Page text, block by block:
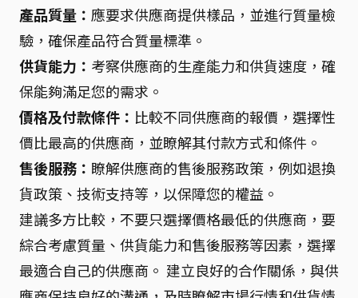
產品質量： 應要求供應商提供樣品，並進行質量檢
驗，確保產品符合質量標準。
供貨能力： 考察供應商的生產能力和供貨速度，確
保能夠滿足您的需求。
價格及付款條件： 比較不同供應商的報價，選擇性
價比最高的供應商，並瞭解其付款方式和條件。
售後服務： 瞭解供應商的售後服務政策，例如退換
貨政策、技術支持等，以保障您的權益。
建議多方比較，不要只選擇價格最低的供應商，要
綜合考慮質量、供貨能力和售後服務等因素，選擇
最適合自己的供應商。 建立良好的合作關係，與供